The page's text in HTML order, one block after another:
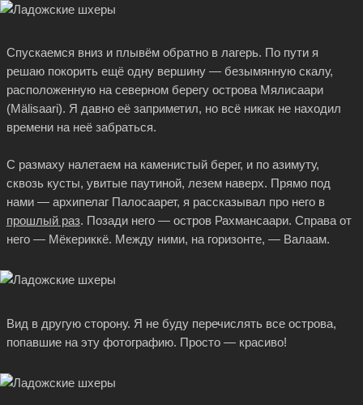
Спускаемся вниз и плывём обратно в лагерь. По пути я
решаю покорить ещё одну вершину — безымянную скалу,
расположенную на северном берегу острова Мялисаари
(Mälisaari). Я давно её заприметил, но всё никак не находил
времени на неё забраться.
С размаху налетаем на каменистый берег, и по азимуту,
сквозь кусты, увитые паутиной, лезем наверх. Прямо под
нами — архипелаг Палосаарет, я рассказывал про него в
прошлый раз. Позади него — остров Рахмансаари. Справа от
него — Мёкериккё. Между ними, на горизонте, — Валаам.
Вид в другую сторону. Я не буду перечислять все острова,
попавшие на эту фотографию. Просто — красиво!